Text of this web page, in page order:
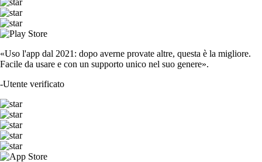
«Uso l'app dal 2021: dopo averne provate altre, questa è la migliore.
Facile da usare e con un supporto unico nel suo genere».
-Utente verificato